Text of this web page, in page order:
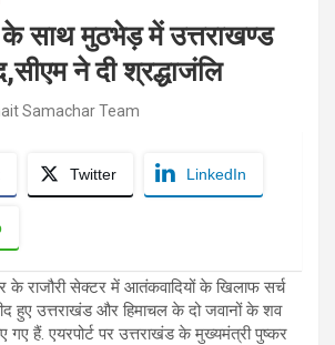
साथ मुठभेड़ में उत्तराखण्ड
ने दी श्रद्धाजंलि
Samachar Team
Twitter LinkedIn
के राजौरी सेक्टर में आतंकवादियों के खिलाफ सर्च
हुए उत्तराखंड और हिमाचल के दो जवानों के शव
गए हैं. एयरपोर्ट पर उत्तराखंड के मुख्यमंत्री पुष्कर